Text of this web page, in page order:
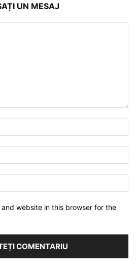
UN MESAJ
and website in this browser for the